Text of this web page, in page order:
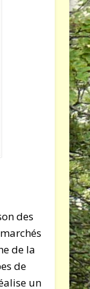
des
de la
de
un